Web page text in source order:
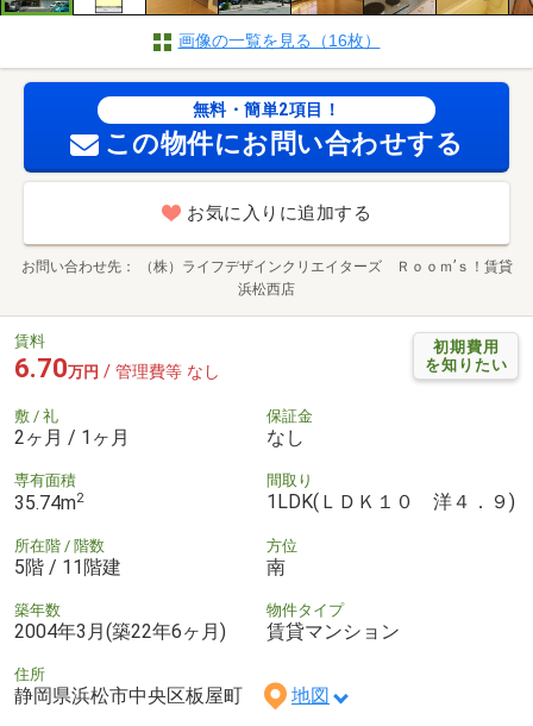
画像の一覧を見る（16枚）
無料・簡単2項目！
この物件にお問い合わせする
お気に入りに追加する
お問い合わせ先
（株）ライフデザインクリエイターズ Ｒｏｏｍ’ｓ！賃貸
浜松西店
初期費用
を知りたい
賃料
6.70万円 / 管理費等 なし
敷 / 礼
2ヶ月 / 1ヶ月
保証金
なし
専有面積
35.74m2
間取り
1LDK(ＬＤＫ１０ 洋４．９)
所在階 / 階数
5階 / 11階建
方位
南
築年数
2004年3月(築22年6ヶ月)
物件タイプ
賃貸マンション
住所
静岡県浜松市中央区板屋町 地図